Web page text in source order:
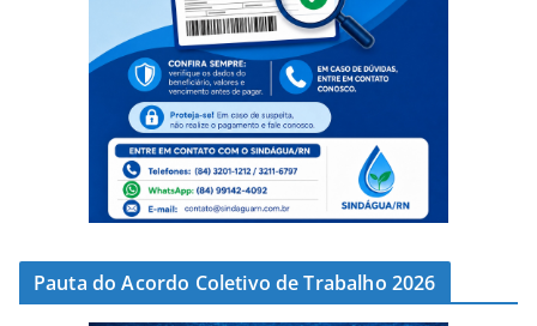
Pauta do Acordo Coletivo de Trabalho 2026